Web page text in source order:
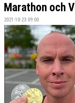
Marathon och
2021-10-23 09:00